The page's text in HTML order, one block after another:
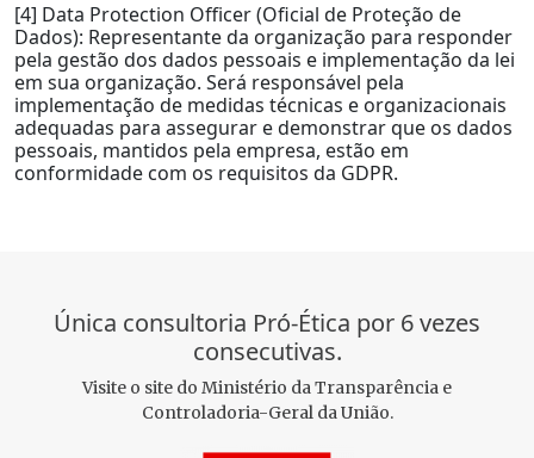
[4] Data Protection Officer (Oficial de Proteção de
Dados): Representante da organização para responder
pela gestão dos dados pessoais e implementação da lei
em sua organização. Será responsável pela
implementação de medidas técnicas e organizacionais
adequadas para assegurar e demonstrar que os dados
pessoais, mantidos pela empresa, estão em
conformidade com os requisitos da GDPR.
Única consultoria Pró-Ética por 6 vezes
consecutivas.
Visite o site do Ministério da Transparência e
Controladoria-Geral da União.